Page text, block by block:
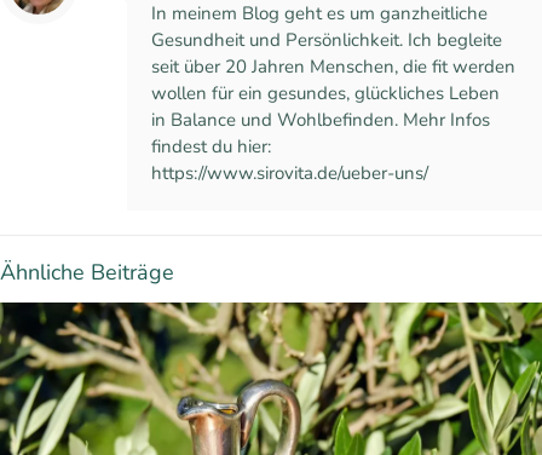
In meinem Blog geht es um ganzheitliche
Gesundheit und Persönlichkeit. Ich begleite
seit über 20 Jahren Menschen, die fit werden
wollen für ein gesundes, glückliches Leben
in Balance und Wohlbefinden. Mehr Infos
findest du hier:
https://www.sirovita.de/ueber-uns/
Ähnliche Beiträge